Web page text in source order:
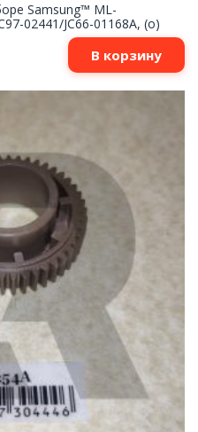
Samsung™ ML-
02441/JC66-01168A, (o)
В корзину